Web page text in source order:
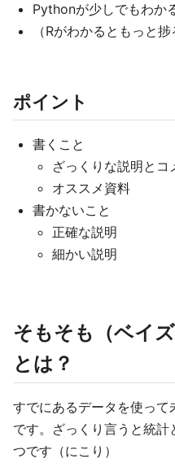
Pythonが少しでもわか
（Rがわかるともっと捗
ポイント
書くこと
ざっくりな説明とコ
オススメ資料
書かないこと
正確な説明
細かい説明
そもそも（ベイ
とは？
すでにあるデータを使っ
です。ざっくり言うと統
つです（にこり）